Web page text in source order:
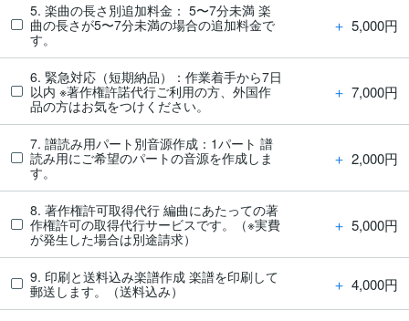
5. 楽曲の長さ別追加料金： 5〜7分未満 楽
曲の長さが5〜7分未満の場合の追加料金で
す。
＋ 5,000円
6. 緊急対応（短期納品）：作業着手から7日
以内 ※著作権許諾代行ご利用の方、外国作
品の方はお気をつけください。
＋ 7,000円
7. 譜読み用パート別音源作成：1パート 譜
読み用にご希望のパートの音源を作成しま
す。
＋ 2,000円
8. 著作権許可取得代行 編曲にあたっての著
作権許可の取得代行サービスです。（※実費
が発生した場合は別途請求）
＋ 5,000円
9. 印刷と送料込み楽譜作成 楽譜を印刷して
郵送します。（送料込み）
＋ 4,000円